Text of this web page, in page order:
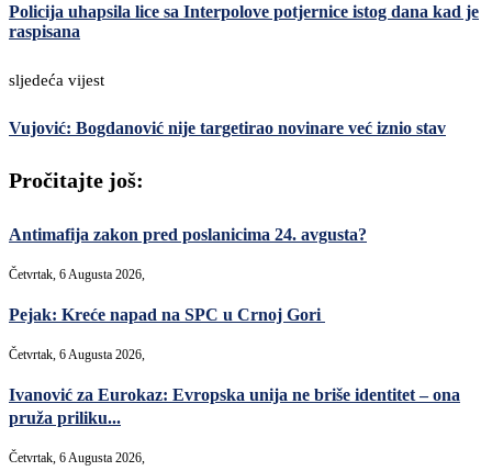
Policija uhapsila lice sa Interpolove potjernice istog dana kad je
raspisana
sljedeća vijest
Vujović: Bogdanović nije targetirao novinare već iznio stav
Pročitajte još:
Antimafija zakon pred poslanicima 24. avgusta?
Četvrtak, 6 Augusta 2026,
Pejak: Kreće napad na SPC u Crnoj Gori
Četvrtak, 6 Augusta 2026,
Ivanović za Eurokaz: Evropska unija ne briše identitet – ona
pruža priliku...
Četvrtak, 6 Augusta 2026,